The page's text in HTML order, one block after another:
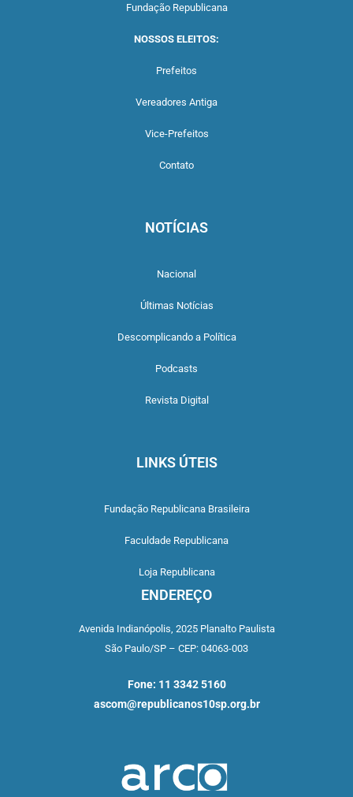
Fundação Republicana
NOSSOS ELEITOS:
Prefeitos
Vereadores Antiga
Vice-Prefeitos
Contato
NOTÍCIAS
Nacional
Últimas Notícias
Descomplicando a Política
Podcasts
Revista Digital
LINKS ÚTEIS
Fundação Republicana Brasileira
Faculdade Republicana
Loja Republicana
ENDEREÇO
Avenida Indianópolis, 2025 Planalto Paulista
São Paulo/SP – CEP: 04063-003
Fone: 11 3342 5160
ascom@republicanos10sp.org.br